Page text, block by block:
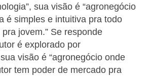
sua visão é “agronegócio
é simples e intuitiva pra todo
jovem.” Se responde
é explorado por
visão é “agronegócio onde
tem poder de mercado pra